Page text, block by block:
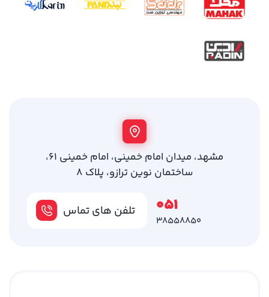
مشهد، میدان امام خمینی، امام خمینی 61،
ساختمان نوین ترازو، پلاک 8
تلفن های تماس 051
38558850